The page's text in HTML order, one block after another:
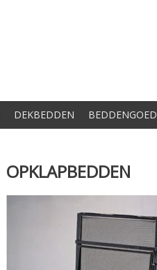
DEKBEDDEN BEDDENGOED
OPKLAPBEDDEN